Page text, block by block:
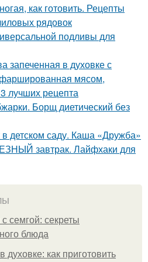
как готовить. Рецепты
рядовок
подливы для
запеченная в духовке с
мясом,
лучших рецепта
Борщ диетический без
детском саду. Каша «Дружба»
завтрак. Лайфхаки для
семгой: секреты
блюда
как приготовить